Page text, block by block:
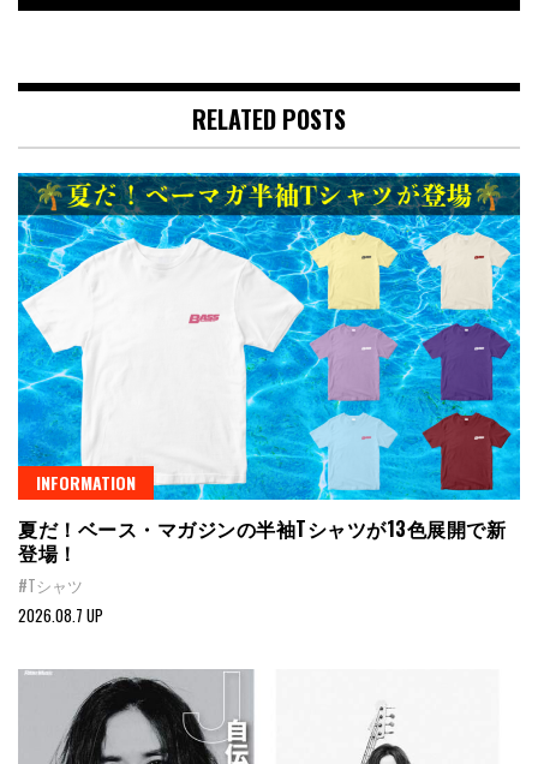
RELATED POSTS
INFORMATION
夏だ！ベース・マガジンの半袖Tシャツが13色展開で新
登場！
#Tシャツ
2026.08.7 UP